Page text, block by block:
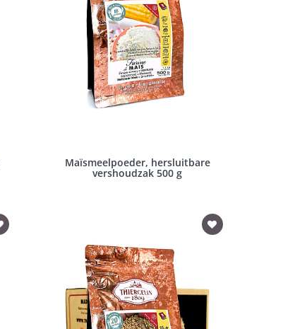
Maïsmeelpoeder, hersluitbare
vershoudzak 500 g